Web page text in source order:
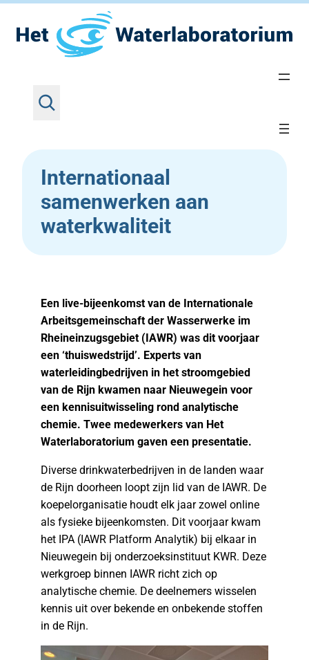
inhoud
Home•
Internationaal
samenwerken aan
waterkwaliteit
Een live-bijeenkomst van de Internationale
Arbeitsgemeinschaft der Wasserwerke im
Rheineinzugsgebiet (IAWR) was dit voorjaar
een ‘thuiswedstrijd’. Experts van
waterleidingbedrijven in het stroomgebied
van de Rijn kwamen naar Nieuwegein voor
een kennisuitwisseling rond analytische
chemie. Twee medewerkers van Het
Waterlaboratorium gaven een presentatie.
Diverse drinkwaterbedrijven in de landen waar
de Rijn doorheen loopt zijn lid van de IAWR. De
koepelorganisatie houdt elk jaar zowel online
als fysieke bijeenkomsten. Dit voorjaar kwam
het IPA (IAWR Platform Analytik) bij elkaar in
Nieuwegein bij onderzoeksinstituut KWR. Deze
werkgroep binnen IAWR richt zich op
analytische chemie. De deelnemers wisselen
kennis uit over bekende en onbekende stoffen
in de Rijn.